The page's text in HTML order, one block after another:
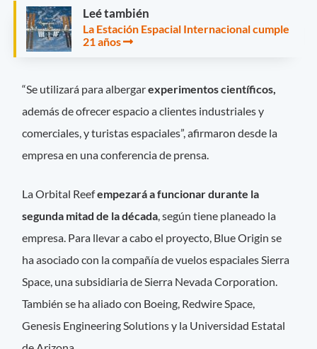
Leé también
La Estación Espacial Internacional cumple
21 años
“Se utilizará para albergarexperimentos científicos,
además de ofrecer espacio a clientes industriales y
comerciales, y turistas espaciales”, afirmaron desde la
empresa en una conferencia de prensa.
La Orbital Reefempezará a funcionar durante la
segunda mitad de la década, según tiene planeado la
empresa. Para llevar a cabo el proyecto, Blue Origin se
ha asociado con la compañía de vuelos espaciales Sierra
Space, una subsidiaria de Sierra Nevada Corporation.
También se ha aliado con Boeing, Redwire Space,
Genesis Engineering Solutions y la Universidad Estatal